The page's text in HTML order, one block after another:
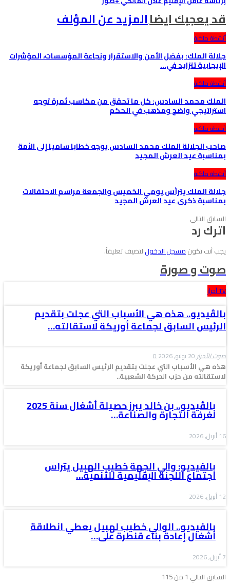
قد يعجبك ايضاالمزيد عن المؤلف
أنشطة ملكية
جلالة الملك: بفضل الأمن والاستقرار ونجاعة المؤسسات، المؤشرات
الإيجابية تتزايد في…
أنشطة ملكية
الملك محمد السادس: كل ما تحقق من مكاسب ثمرة توجه
استراتيجي واضح ومذهب في الحكم
أنشطة ملكية
صاحب الجلالة الملك محمد السادس يوجه خطابا ساميا إلى الأمة
بمناسبة عيد العرش المجيد
أنشطة ملكية
جلالة الملك يترأس يومي الخميس والجمعة مراسم الاحتفالات
بمناسبة ذكرى عيد العرش المجيد
السابق التالي
اترك رد
يجب أنت تكون مسجل الدخول لتضيف تعليقاً.
صوت و صورة
TV أحرار
بالڤيديو.. هذه هي الأسباب التي عجلت بتقديم
الرئيس السابق لجماعة أوريكة لاستقالته…
صوت الأحرار20 يوليو, 2026 0
هذه هي الأسباب التي عجلت بتقديم الرئيس السابق لجماعة أوريكة
لاستقالته من حزب الحركة الشعبية..
بالڤيديو.. بن خالد يبرز حصيلة أشغال سنة 2025
لغرفة التجارة والصناعة…
16 أبريل, 2026
بالفيديو: والي الجهة خطيب الهبيل يتراس
اجتماع اللجنة الإقليمية للتنمية…
12 أبريل, 2026
بالفيديو.. الوالي خطيب لهبيل يعطي انطلاقة
أشغال إعادة بناء قنطرة على…
7 أبريل, 2026
السابق التالي 1 من 115